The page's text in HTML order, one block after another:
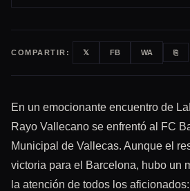
COMPARTIR: 𝕏 FB WA ⎘
En un emocionante encuentro de
Rayo Vallecano se enfrentó al FC
Municipal de Vallecas. Aunque el
victoria para el Barcelona, hubo un
la atención de todos los